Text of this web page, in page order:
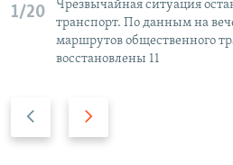
1/20
Чрезвычайная ситуация
транспорт. По данным на
маршрутов общественного
восстановлены 11